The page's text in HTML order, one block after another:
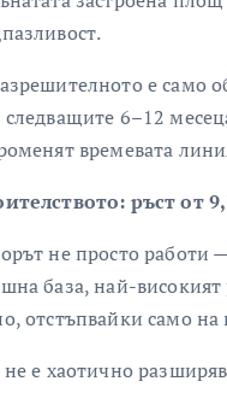
е само
следващите 6–12
времевата
ръст от
не просто работи
база, най-високият
отстъпвайки само
не е хаотично